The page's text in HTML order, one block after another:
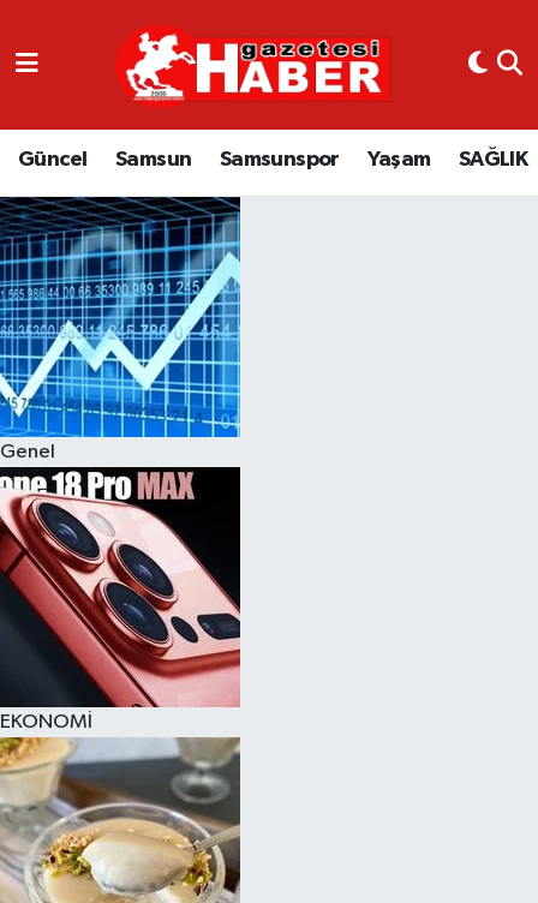
Güncel Samsun Samsunspor Yaşam SAĞLIK
Genel
EKONOMİ
GÜNCEL
SAMSUN
SAMSUNSPOR
EKONOMİ
YAŞAM